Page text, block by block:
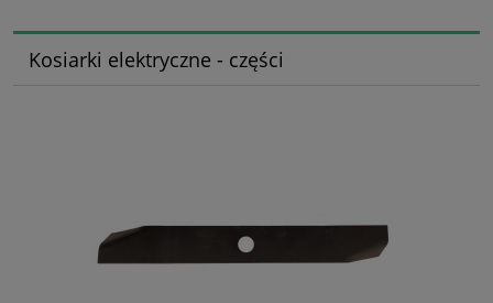
Kosiarki elektryczne - części